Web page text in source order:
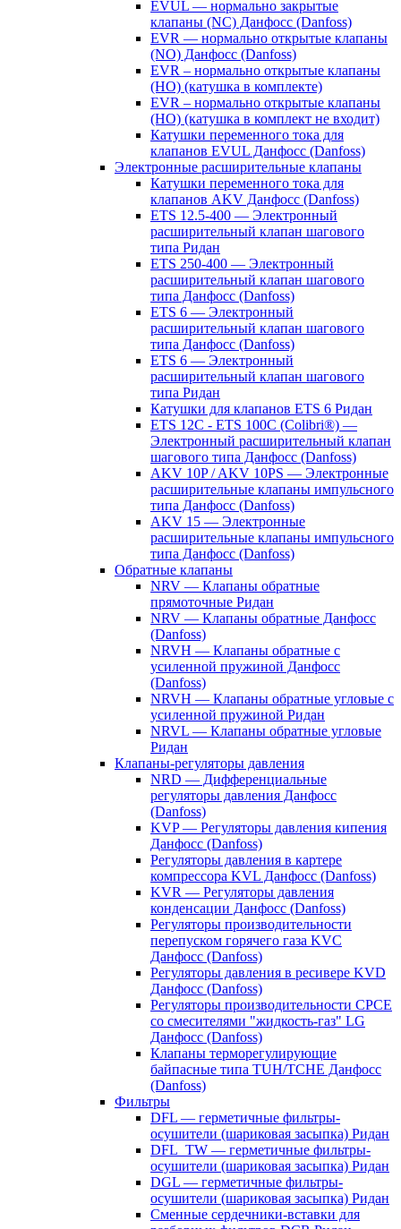
EVUL — нормально закрытые
клапаны (NC) Данфосс (Danfoss)
EVR — нормально открытые клапаны
(NO) Данфосс (Danfoss)
EVR – нормально открытые клапаны
(НО) (катушка в комплекте)
EVR – нормально открытые клапаны
(НО) (катушка в комплект не входит)
Катушки переменного тока для
клапанов EVUL Данфосс (Danfoss)
Электронные расширительные клапаны
Катушки переменного тока для
клапанов AKV Данфосс (Danfoss)
ETS 12.5-400 — Электронный
расширительный клапан шагового
типа Ридан
ETS 250-400 — Электронный
расширительный клапан шагового
типа Данфосс (Danfoss)
ETS 6 — Электронный
расширительный клапан шагового
типа Данфосс (Danfoss)
ETS 6 — Электронный
расширительный клапан шагового
типа Ридан
Катушки для клапанов ETS 6 Ридан
ETS 12C - ETS 100C (Colibri®) —
Электронный расширительный клапан
шагового типа Данфосс (Danfoss)
AKV 10P / AKV 10PS — Электронные
расширительные клапаны импульсного
типа Данфосс (Danfoss)
AKV 15 — Электронные
расширительные клапаны импульсного
типа Данфосс (Danfoss)
Обратные клапаны
NRV — Клапаны обратные
прямоточные Ридан
NRV — Клапаны обратные Данфосс
(Danfoss)
NRVH — Клапаны обратные с
усиленной пружиной Данфосс
(Danfoss)
NRVH — Клапаны обратные угловые с
усиленной пружиной Ридан
NRVL — Клапаны обратные угловые
Ридан
Клапаны-регуляторы давления
NRD — Дифференциальные
регуляторы давления Данфосс
(Danfoss)
KVP — Регуляторы давления кипения
Данфосс (Danfoss)
Регуляторы давления в картере
компрессора KVL Данфосс (Danfoss)
KVR — Регуляторы давления
конденсации Данфосс (Danfoss)
Регуляторы производительности
перепуском горячего газа KVC
Данфосс (Danfoss)
Регуляторы давления в ресивере KVD
Данфосс (Danfoss)
Регуляторы производительности CPCE
со смесителями "жидкость-газ" LG
Данфосс (Danfoss)
Клапаны терморегулирующие
байпасные типа TUH/TCHE Данфосс
(Danfoss)
Фильтры
DFL — герметичные фильтры-
осушители (шариковая засыпка) Ридан
DFL_TW — герметичные фильтры-
осушители (шариковая засыпка) Ридан
DGL — герметичные фильтры-
осушители (шариковая засыпка) Ридан
Сменные сердечники-вставки для